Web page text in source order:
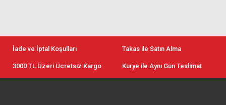
İade ve İptal Koşulları Takas ile Satın Alma
3000 TL Üzeri Ücretsiz Kargo Kurye ile Aynı Gün Teslimat